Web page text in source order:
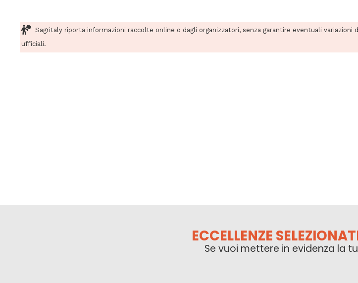
Sagritaly riporta informazioni raccolte online o dagli organizzatori, senza garantire eventuali
ufficiali.
ECCELLENZE
Se vuoi mettere in evidenza la